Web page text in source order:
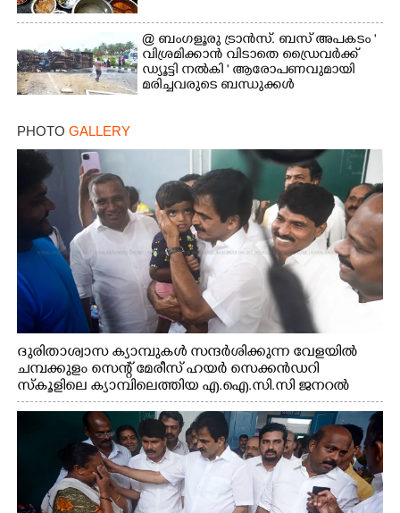
@ ബംഗളൂരു ട്രാൻസ്. ബസ് അപകടം '
വി​ശ്ര​മിക്കാൻ വിടാതെ ഡ്രൈ​വ​ർ​ക്ക്
ഡ്യൂട്ടി നൽകി ' ആരോപണവുമായി
മരിച്ചവരുടെ ബന്ധുക്കൾ
PHOTO GALLERY
ദുരിതാശ്വാസ ക്യാമ്പുകൾ സന്ദർശിക്കുന്ന വേളയിൽ
ചമ്പക്കുളം സെന്റ് മേരീസ് ഹയർ സെക്കൻഡറി
സ്കൂളിലെ ക്യാമ്പിലെത്തിയ എ.ഐ.സി.സി ജനറൽ
സെക്രട്ടറി കെ.സി വേണുഗോപാൽ എം.പി കുരുന്നിനെ
എടുത്ത് ലാളിച്ചപ്പോൾ. സഹകരണ-എക്സൈസ്
വകുപ്പ് മന്ത്രി എം. ലിജു, കൃഷിവകുപ്പ് മന്ത്രി ടി. സിദ്ദിഖ്,
റെജി ചെറിയാൻ എം. എൽ. എ എന്നിവർ സമീപം